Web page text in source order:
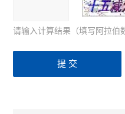
请输入计算结果（填写阿拉伯